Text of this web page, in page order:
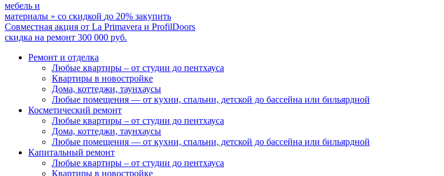
мебель и
материалы » со скидкой до 20% закупить
Совместная акция от La Primavera и ProfilDoors
скидка на ремонт 300 000 руб.
Ремонт и отделка
Любые квартиры – от студии до пентхауса
Квартиры в новостройке
Дома, коттеджи, таунхаусы
Любые помещения — от кухни, спальни, детской до бассейна или бильярдной
Косметический ремонт
Любые квартиры – от студии до пентхауса
Дома, коттеджи, таунхаусы
Любые помещения — от кухни, спальни, детской до бассейна или бильярдной
Капитальный ремонт
Любые квартиры – от студии до пентхауса
Квартиры в новостройке